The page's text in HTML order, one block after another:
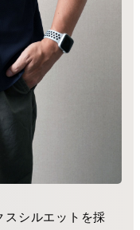
スシルエットを採